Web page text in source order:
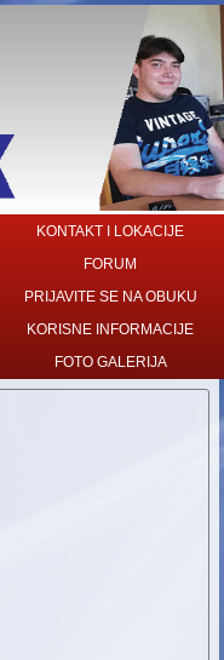
KONTAKT I LOKACIJE
FORUM
PRIJAVITE SE NA OBUKU
KORISNE INFORMACIJE
FOTO GALERIJA